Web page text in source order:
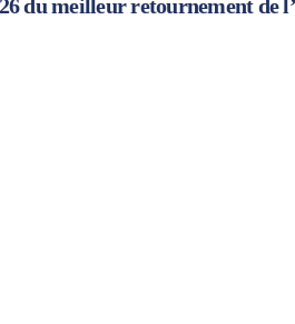
du meilleur retournement de